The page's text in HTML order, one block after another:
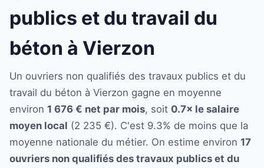
publics et du travail du
béton à Vierzon
Un ouvriers non qualifiés des travaux publics et du
travail du béton à Vierzon gagne en moyenne
environ 1 676 € net par mois, soit 0.7× le salaire
moyen local (2 235 €). C'est 9.3% de moins que la
moyenne nationale du métier. On estime environ 17
ouvriers non qualifiés des travaux publics et du